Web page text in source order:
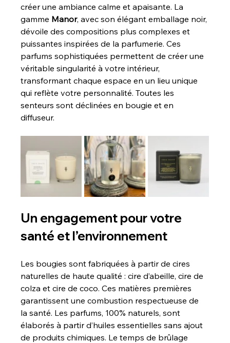
créer une ambiance calme et apaisante. La
gamme Manor, avec son élégant emballage noir,
dévoile des compositions plus complexes et
puissantes inspirées de la parfumerie. Ces
parfums sophistiquées permettent de créer une
véritable singularité à votre intérieur,
transformant chaque espace en un lieu unique
qui reflète votre personnalité. Toutes les
senteurs sont déclinées en bougie et en
diffuseur.
Un engagement pour votre
santé et l’environnement
Les bougies sont fabriquées à partir de cires
naturelles de haute qualité : cire d’abeille, cire de
colza et cire de coco. Ces matières premières
garantissent une combustion respectueuse de
la santé. Les parfums, 100% naturels, sont
élaborés à partir d’huiles essentielles sans ajout
de produits chimiques. Le temps de brûlage